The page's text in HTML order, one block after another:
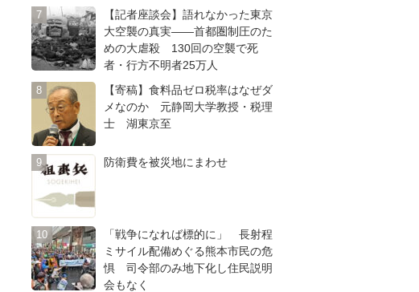
【記者座談会】語れなかった東京
大空襲の真実――首都圏制圧のた
めの大虐殺 130回の空襲で死
者・行方不明者25万人
【寄稿】食料品ゼロ税率はなぜダ
メなのか 元静岡大学教授・税理
士 湖東京至
防衛費を被災地にまわせ
「戦争になれば標的に」 長射程
ミサイル配備めぐる熊本市民の危
惧 司令部のみ地下化し住民説明
会もなく